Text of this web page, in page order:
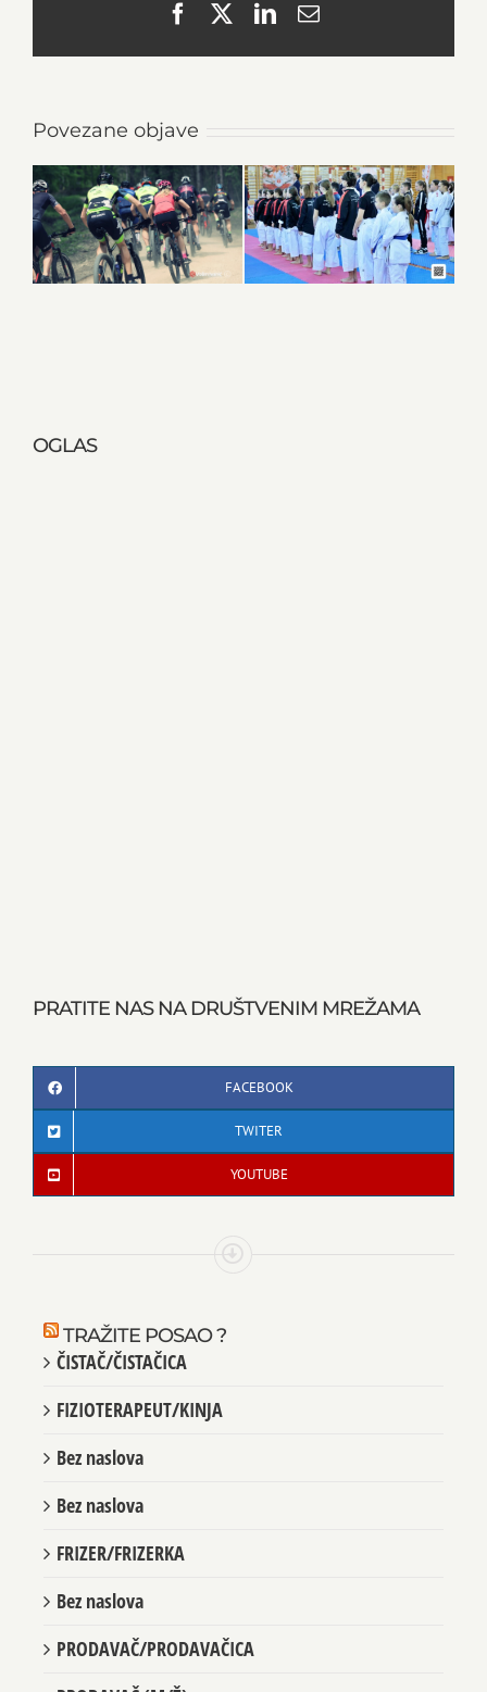
FacebookLinkedIn
Email
Povezane objave
OGLAS
PRATITE NAS NA DRUŠTVENIM MREŽAMA
FACEBOOK
TWITER
YOUTUBE
TRAŽITE POSAO ?
ČISTAČ/ČISTAČICA
FIZIOTERAPEUT/KINJA
Bez naslova
Bez naslova
FRIZER/FRIZERKA
Bez naslova
PRODAVAČ/PRODAVAČICA